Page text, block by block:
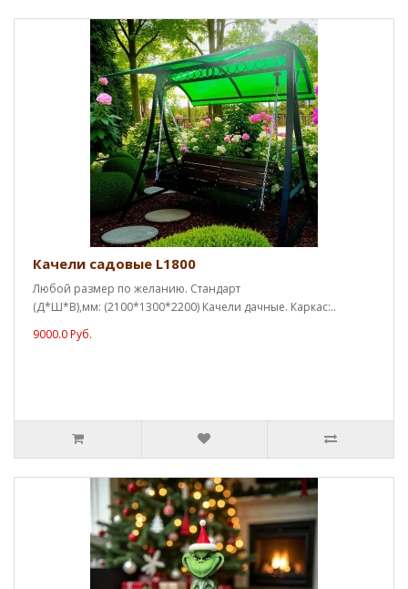
Качели садовые L1800
Любой размер по желанию. Стандарт
(Д*Ш*В),мм: (2100*1300*2200) Качели дачные. Каркас:..
9000.0 Руб.